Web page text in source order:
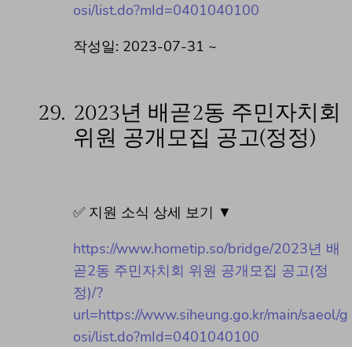
osi/list.do?mId=0401040100
작성일: 2023-07-31 ~
29. 2023년 배곧2동 주민자치회
위원 공개모집 공고(정정)
✅ 지원 소식 상세 보기 ▼
https://www.hometip.so/bridge/2023년 배
곧2동 주민자치회 위원 공개모집 공고(정
정)/?
url=https://www.siheung.go.kr/main/saeol/g
osi/list.do?mId=0401040100